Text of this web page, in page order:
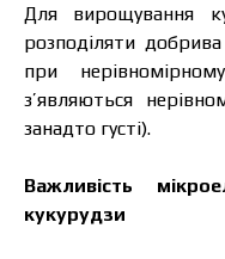
Для вирощування
розподіляти
при
з’являються
занадто густі).
Важливість
кукурудзи